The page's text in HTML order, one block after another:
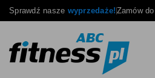
Sprawdź nasze wyprzedaże!Zamów